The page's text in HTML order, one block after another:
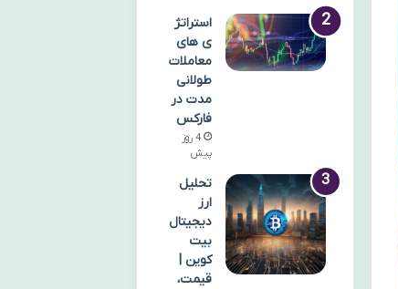
استراتژ
ی های
معاملات
طولانی
مدت در
فارکس
4 روز
پیش
تحلیل
ارز
دیجیتال
بیت
کوین |
قیمت،